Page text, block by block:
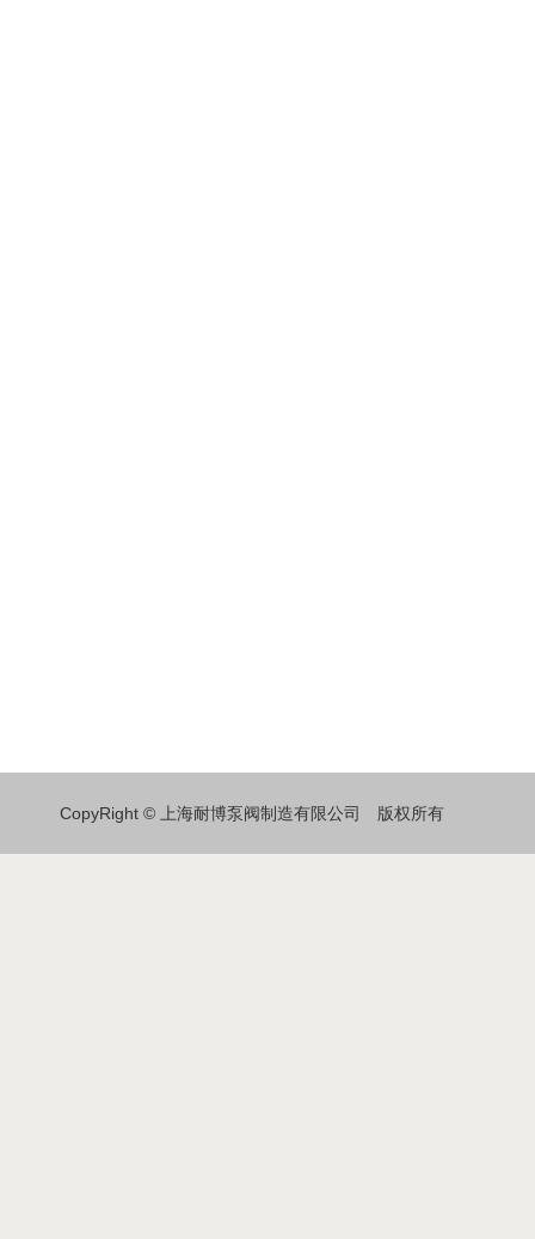
CopyRight © 上海耐博泵阀制造有限公司 版权所有